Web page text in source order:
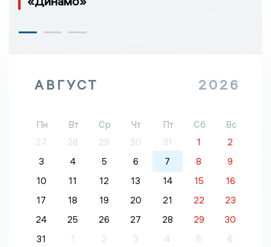
АВГУСТ 2026
Пн Вт Ср Чт Пт Сб
Вс
27
28 29 30 31 1
2
3
4 5 6 7 8
9
10
11 12 13 14 15
16
17
18 19 20 21 22
23
24
25 26 27 28 29
30
31
1 2 3 4 5 6